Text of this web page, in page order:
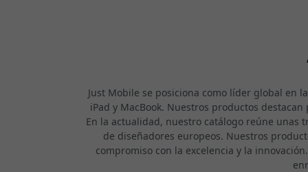
Just Mobile se posiciona como líder global en
iPad y MacBook. Nuestros productos
En la actualidad, nuestro catálogo reúne unas
de diseñadores europeos. Nuestros
compromiso con la excelencia y la